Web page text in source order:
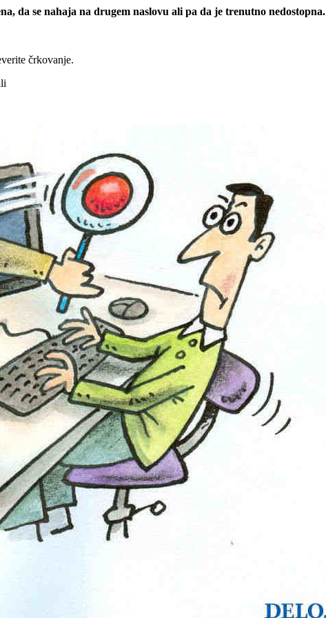
da se nahaja na drugem naslovu ali pa da je trenutno nedostopna.
črkovanje.